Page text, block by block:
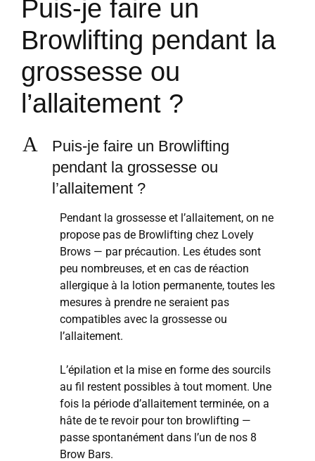
Puis-je faire un
Browlifting pendant la
grossesse ou
l’allaitement ?
A
Puis-je faire un Browlifting
pendant la grossesse ou
l’allaitement ?
Pendant la grossesse et l’allaitement, on ne
propose pas de Browlifting chez Lovely
Brows — par précaution. Les études sont
peu nombreuses, et en cas de réaction
allergique à la lotion permanente, toutes les
mesures à prendre ne seraient pas
compatibles avec la grossesse ou
l’allaitement.
L’épilation et la mise en forme des sourcils
au fil restent possibles à tout moment. Une
fois la période d’allaitement terminée, on a
hâte de te revoir pour ton browlifting —
passe spontanément dans l’un de nos 8
Brow Bars.